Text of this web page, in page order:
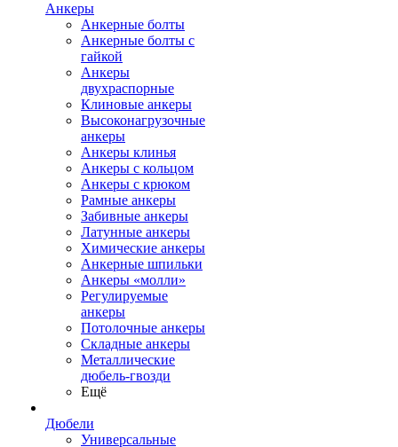
Анкеры
Анкерные болты
Анкерные болты с
гайкой
Анкеры
двухраспорные
Клиновые анкеры
Высоконагрузочные
анкеры
Анкеры клинья
Анкеры с кольцом
Анкеры с крюком
Рамные анкеры
Забивные анкеры
Латунные анкеры
Химические анкеры
Анкерные шпильки
Анкеры «молли»
Регулируемые
анкеры
Потолочные анкеры
Складные анкеры
Металлические
дюбель-гвозди
Ещё
Дюбели
Универсальные